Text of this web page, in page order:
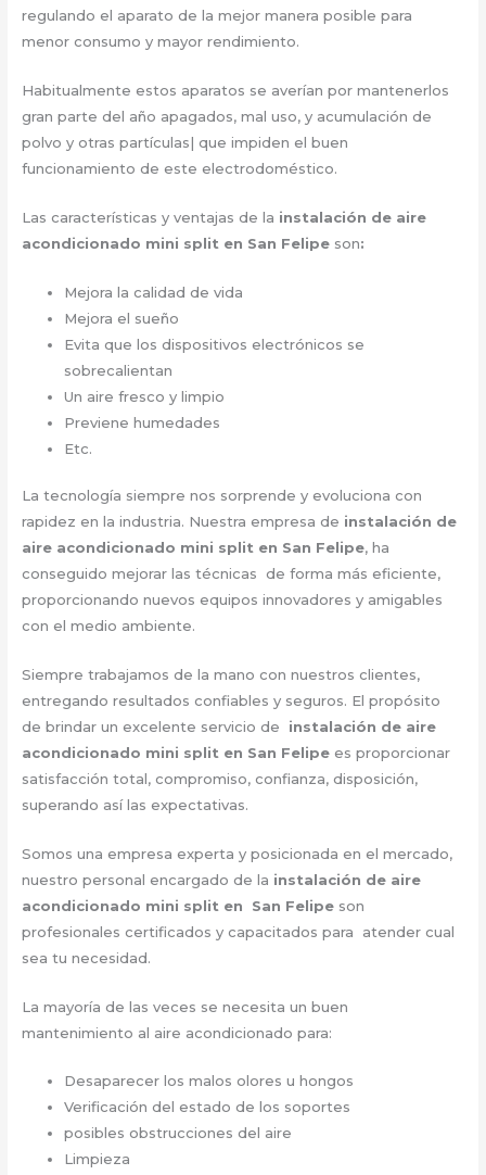
regulando el aparato de la mejor manera posible para
menor consumo y mayor rendimiento.
Habitualmente estos aparatos se averían por mantenerlos
gran parte del año apagados, mal uso, y acumulación de
polvo y otras partículas| que impiden el buen
funcionamiento de este electrodoméstico.
Las características y ventajas de la instalación de aire
acondicionado mini split en San Felipe son:
Mejora la calidad de vida
Mejora el sueño
Evita que los dispositivos electrónicos se
sobrecalientan
Un aire fresco y limpio
Previene humedades
Etc.
La tecnología siempre nos sorprende y evoluciona con
rapidez en la industria. Nuestra empresa de instalación de
aire acondicionado mini split en San Felipe, ha
conseguido mejorar las técnicas de forma más eficiente,
proporcionando nuevos equipos innovadores y amigables
con el medio ambiente.
Siempre trabajamos de la mano con nuestros clientes,
entregando resultados confiables y seguros. El propósito
de brindar un excelente servicio de instalación de aire
acondicionado mini split en San Felipe es proporcionar
satisfacción total, compromiso, confianza, disposición,
superando así las expectativas.
Somos una empresa experta y posicionada en el mercado,
nuestro personal encargado de la instalación de aire
acondicionado mini split en San Felipe son
profesionales certificados y capacitados para atender cual
sea tu necesidad.
La mayoría de las veces se necesita un buen
mantenimiento al aire acondicionado para:
Desaparecer los malos olores u hongos
Verificación del estado de los soportes
posibles obstrucciones del aire
Limpieza